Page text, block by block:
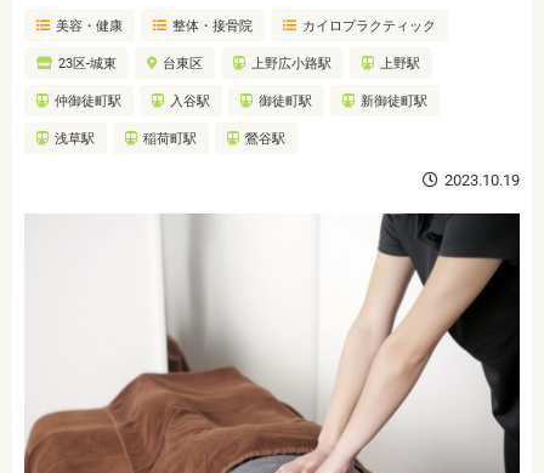
歯医者・病院
おでかけ
美容・健康 整体・接骨院 カイロプラクティック
23区-城東 台東区 上野広小路駅 上野駅
仲御徒町駅 入谷駅 御徒町駅 新御徒町駅
浅草駅 稲荷町駅 鶯谷駅
2023.10.19